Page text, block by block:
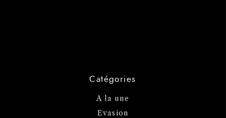
Catégories
A la une
Evasion